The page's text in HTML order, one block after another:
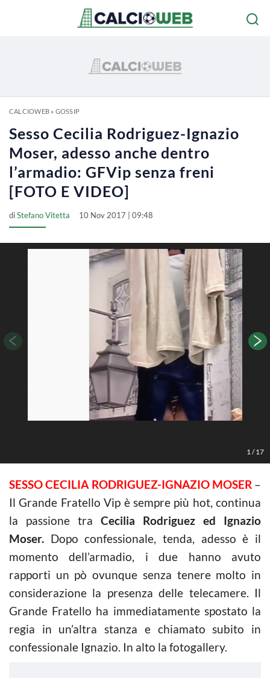
CALCIOWEB» GOSSIP
Sesso Cecilia Rodriguez-Ignazio
Moser, adesso anche dentro
l’armadio: GFVip senza freni
[FOTO E VIDEO]
diStefano Vitetta 10 Nov 2017 | 09:48
1 /17
SESSO CECILIA RODRIGUEZ-IGNAZIO MOSER–
Il Grande Fratello Vip è sempre più hot, continua
la passione tra Cecilia Rodriguez ed Ignazio
Moser. Dopo confessionale, tenda, adesso è il
momento dell’armadio, i due hanno avuto
rapporti un pò ovunque senza tenere molto in
considerazione la presenza delle telecamere. Il
Grande Fratello ha immediatamente spostato la
regia in un’altra stanza e chiamato subito in
confessionale Ignazio. In alto la fotogallery.